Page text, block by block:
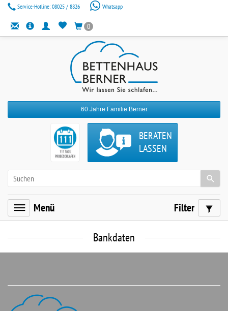
Service-Hotline: 08025 / 8826 Whatsapp
0
60 Jahre Familie Berner
BERATEN
LASSEN
Menü Filter
Bankdaten